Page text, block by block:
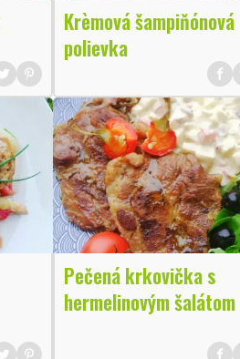
Krèmová šampiňónová
polievka
Pečená krkovička s
hermelinovým šalátom